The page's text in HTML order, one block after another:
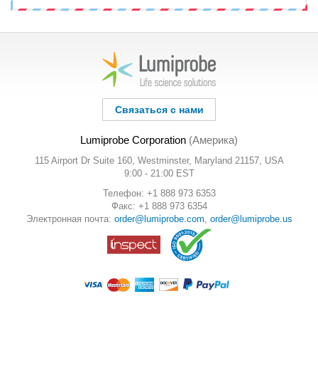
Связаться с нами
Lumiprobe Corporation (Америка)
115 Airport Dr Suite 160, Westminster, Maryland 21157, USA
9:00 - 21:00 EST
Телефон: +1 888 973 6353
Факс: +1 888 973 6354
Электронная почта: order@lumiprobe.com order@lumiprobe.us